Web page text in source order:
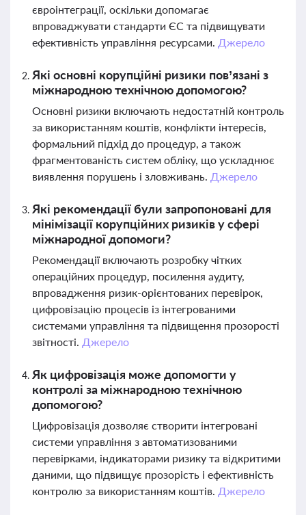
євроінтеграції, оскільки допомагає
впроваджувати стандарти ЄС та підвищувати
ефективність управління ресурсами. Джерело
Які основні корупційні ризики пов’язані з
міжнародною технічною допомогою?
Основні ризики включають недостатній контроль
за використанням коштів, конфлікти інтересів,
формальний підхід до процедур, а також
фрагментованість систем обліку, що ускладнює
виявлення порушень і зловживань. Джерело
Які рекомендації були запропоновані для
мінімізації корупційних ризиків у сфері
міжнародної допомоги?
Рекомендації включають розробку чітких
операційних процедур, посилення аудиту,
впровадження ризик-орієнтованих перевірок,
цифровізацію процесів із інтегрованими
системами управління та підвищення прозорості
звітності. Джерело
Як цифровізація може допомогти у
контролі за міжнародною технічною
допомогою?
Цифровізація дозволяє створити інтегровані
системи управління з автоматизованими
перевірками, індикаторами ризику та відкритими
даними, що підвищує прозорість і ефективність
контролю за використанням коштів. Джерело